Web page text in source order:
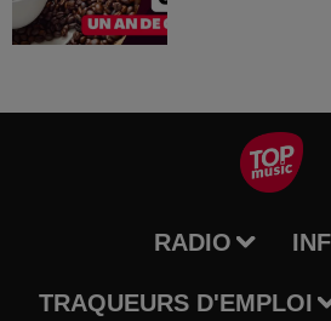
RADIO
TRAQUEURS D'EMPLOI